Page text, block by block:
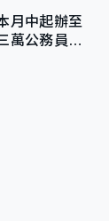
月中起辦至
萬公務員人